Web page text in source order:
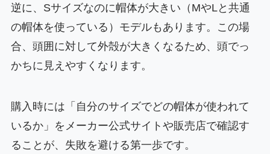
逆に、Sサイズなのに帽体が大きい（MやLと共通
の帽体を使っている）モデルもあります。この場
合、頭囲に対して外殻が大きくなるため、頭でっ
かちに見えやすくなります。
購入時には「自分のサイズでどの帽体が使われて
いるか」をメーカー公式サイトや販売店で確認す
ることが、失敗を避ける第一歩です。